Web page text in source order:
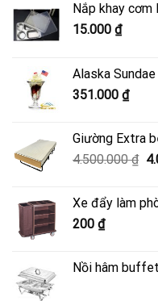
Nắp khay
15.000 ₫
Alaska
351.000 ₫
Giường Extra
4.500.000₫
Xe đẩy làm
200 ₫
Nồi hâm